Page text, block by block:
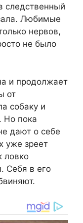
следственный
Любимые
нервов,
не было
и продолжает
от
собаку и
Но пока
дают о себе
уже зреет
ловко
Себя в его